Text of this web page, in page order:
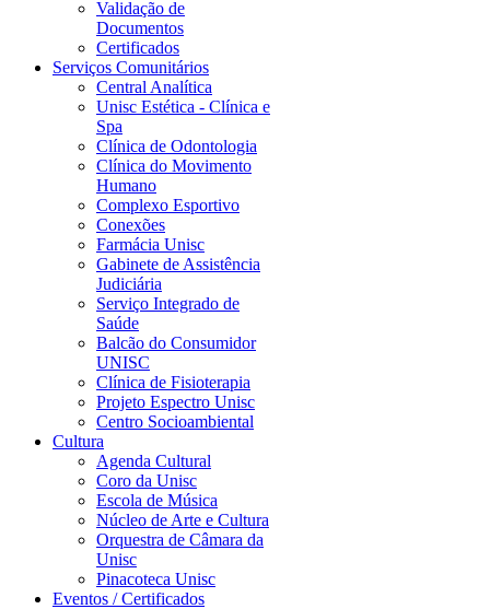
Validação de
Documentos
Certificados
Serviços Comunitários
Central Analítica
Unisc Estética - Clínica e
Spa
Clínica de Odontologia
Clínica do Movimento
Humano
Complexo Esportivo
Conexões
Farmácia Unisc
Gabinete de Assistência
Judiciária
Serviço Integrado de
Saúde
Balcão do Consumidor
UNISC
Clínica de Fisioterapia
Projeto Espectro Unisc
Centro Socioambiental
Cultura
Agenda Cultural
Coro da Unisc
Escola de Música
Núcleo de Arte e Cultura
Orquestra de Câmara da
Unisc
Pinacoteca Unisc
Eventos / Certificados